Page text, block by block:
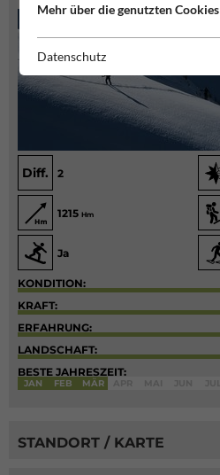
Diff. 2
1215 Hm
Ja
KONDITION:
KRAFT:
ERFAHRUNG:
LANDSCHAFT:
BESTE JAHRESZEIT:
JAN FEB MÄR
STANDORT / KARTE
Mehr über die genutzten
Datenschutz